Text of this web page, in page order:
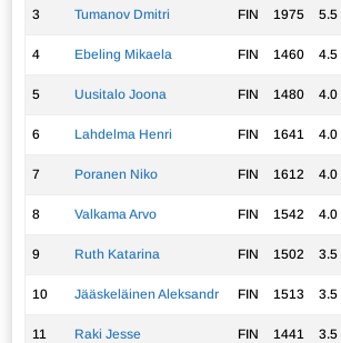
3 Tumanov Dmitri FIN 1975 5.5
4 Ebeling Mikaela FIN 1460 4.5
5 Uusitalo Joona FIN 1480 4.0
6 Lahdelma Henri FIN 1641 4.0
7 Poranen Niko FIN 1612 4.0
8 Valkama Arvo FIN 1542 4.0
9 Ruth Katarina FIN 1502 3.5
10 Jääskeläinen Aleksandr FIN 1513 3.5
11 Raki Jesse FIN 1441 3.5